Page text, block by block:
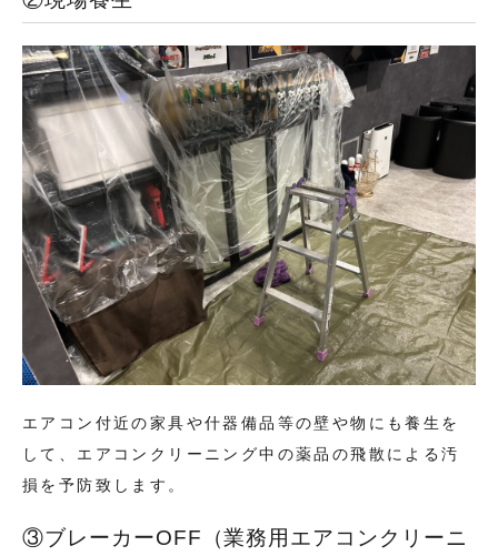
エアコン付近の家具や什器備品等の壁や物にも養生を
して、エアコンクリーニング中の薬品の飛散による汚
損を予防致します。
③ブレーカーOFF（業務用エアコンクリーニ